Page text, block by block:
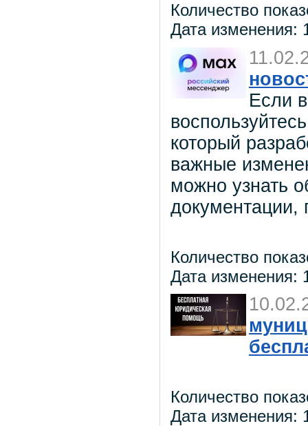
Количество
Дата изменения:
Если
который
важные
можно узнать
документации,
Количество
Дата изменения:
Количество
Дата изменения: